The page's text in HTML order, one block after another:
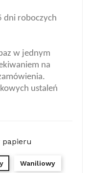
dni roboczych
w jednym
na
ustaleń
papieru
Waniliowy